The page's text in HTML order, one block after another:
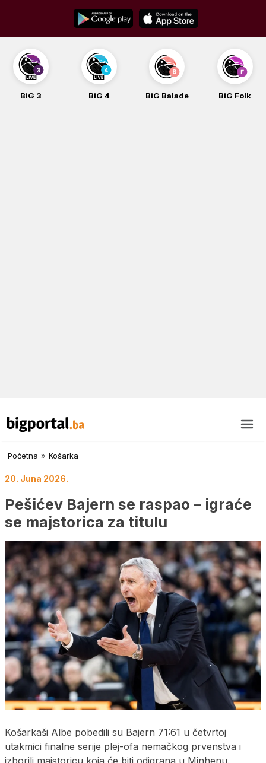
content
BiG 3 BiG 4 BiG Balade BiG Folk
Početna » Košarka
20. Juna 2026.
Pešićev Bajern se raspao – igraće
se majstorica za titulu
Košarkaši Albe pobedili su Bajern 71:61 u četvrtoj
utakmici finalne serije plej-ofa nemačkog prvenstva i
izborili majstoricu koja će biti odigrana u Minhenu.